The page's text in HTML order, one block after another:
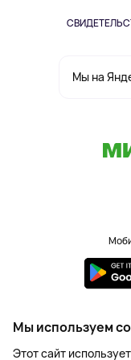
Мы на
2023-
Правила
Мы используем
Этот сайт